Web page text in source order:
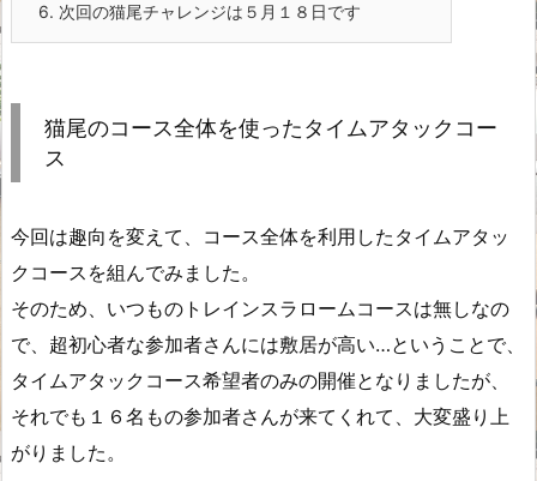
6. 次回の猫尾チャレンジは５月１８日です
猫尾のコース全体を使ったタイムアタックコー
ス
今回は趣向を変えて、コース全体を利用したタイムアタッ
クコースを組んでみました。
そのため、いつものトレインスラロームコースは無しなの
で、超初心者な参加者さんには敷居が高い…ということで、
タイムアタックコース希望者のみの開催となりましたが、
それでも１６名もの参加者さんが来てくれて、大変盛り上
がりました。